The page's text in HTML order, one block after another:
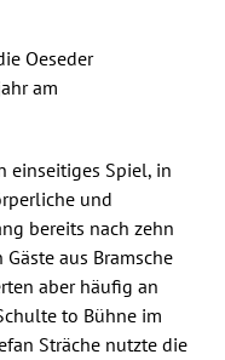
Oeseder
am
einseitiges Spiel, in
und
bereits nach zehn
aus Bramsche
aber häufig an
to Bühne im
Sträche nutzte die